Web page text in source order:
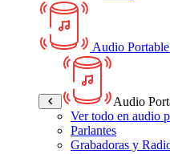
Audio Portable
Audio
Ver todo en audio
Parlantes
Grabadoras y